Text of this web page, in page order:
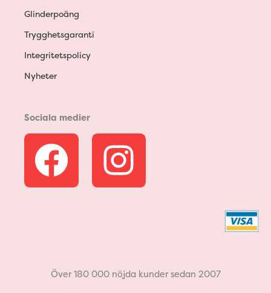
Glinderpoäng
Trygghetsgaranti
Integritetspolicy
Nyheter
Sociala medier
F
a
b
I
n
a
Över 180 000 nöjda kunder sedan 2007